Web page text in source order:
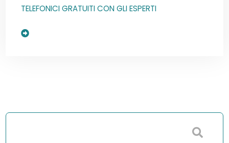
TELEFONICI GRATUITI CON GLI ESPERTI